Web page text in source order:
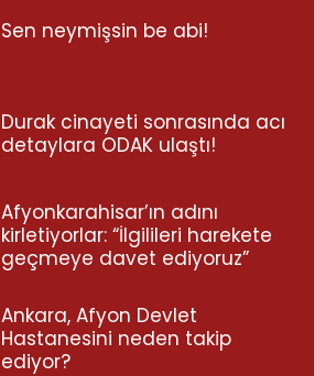
Sen neymişsin be abi!
Durak cinayeti sonrasında acı
detaylara ODAK ulaştı!
Afyonkarahisar’ın adını
kirletiyorlar: “İlgilileri harekete
geçmeye davet ediyoruz”
Ankara, Afyon Devlet
Hastanesini neden takip
ediyor?